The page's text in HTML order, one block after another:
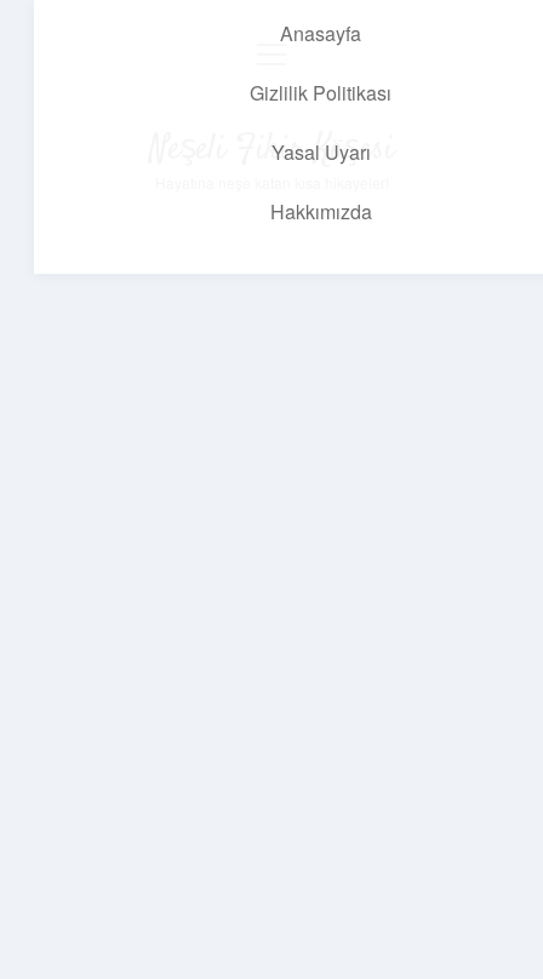
Anasayfa
Gizlilik Politikası
Yasal Uyarı
Hakkımızda
Neşeli Fikir Köşesi